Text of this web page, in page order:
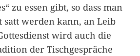
zu essen gibt, so dass man
satt werden kann, an Leib
wird auch die
der Tischgespräche